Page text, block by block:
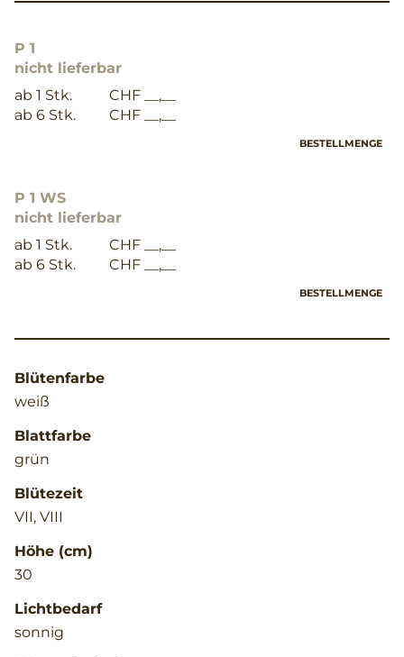
P 1
nicht lieferbar
ab 1 Stk.
CHF __,__
ab 6 Stk.
CHF __,__
BESTELLMENGE
P 1 WS
nicht lieferbar
ab 1 Stk.
CHF __,__
ab 6 Stk.
CHF __,__
BESTELLMENGE
Blütenfarbe
weiß
Blattfarbe
grün
Blütezeit
VII, VIII
Höhe (cm)
30
Lichtbedarf
sonnig